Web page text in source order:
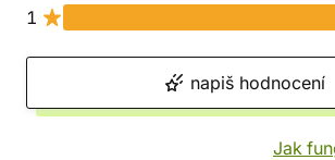
1
napiš hodnocení
Jak